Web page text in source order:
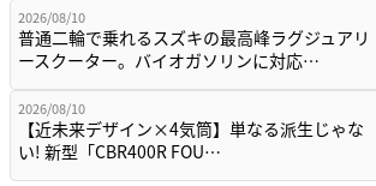
2026/08/10
普通二輪で乗れるスズキの最高峰ラグジュアリ
ースクーター。バイオガソリンに対応…
2026/08/10
【近未来デザイン×4気筒】単なる派生じゃな
い! 新型「CBR400R FOU…